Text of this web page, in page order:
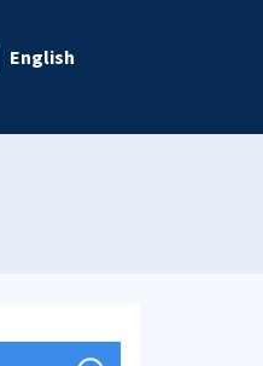
English